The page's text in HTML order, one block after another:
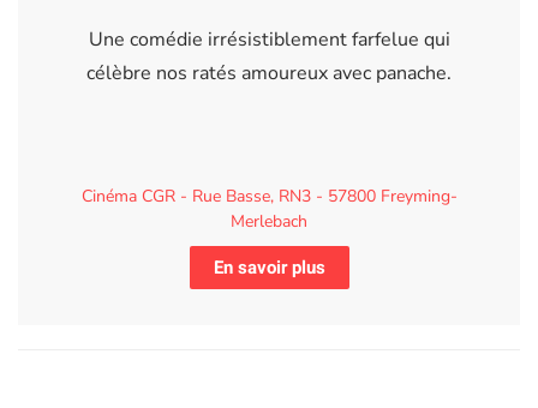
Une comédie irrésistiblement farfelue qui
célèbre nos ratés amoureux avec panache.
Cinéma CGR - Rue Basse, RN3 - 57800 Freyming-
Merlebach
En savoir plus